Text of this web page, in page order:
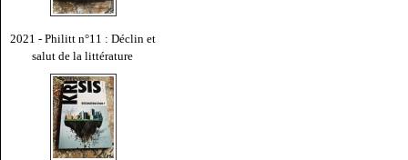
2021 - Philitt n°11 : Déclin et
salut de la littérature